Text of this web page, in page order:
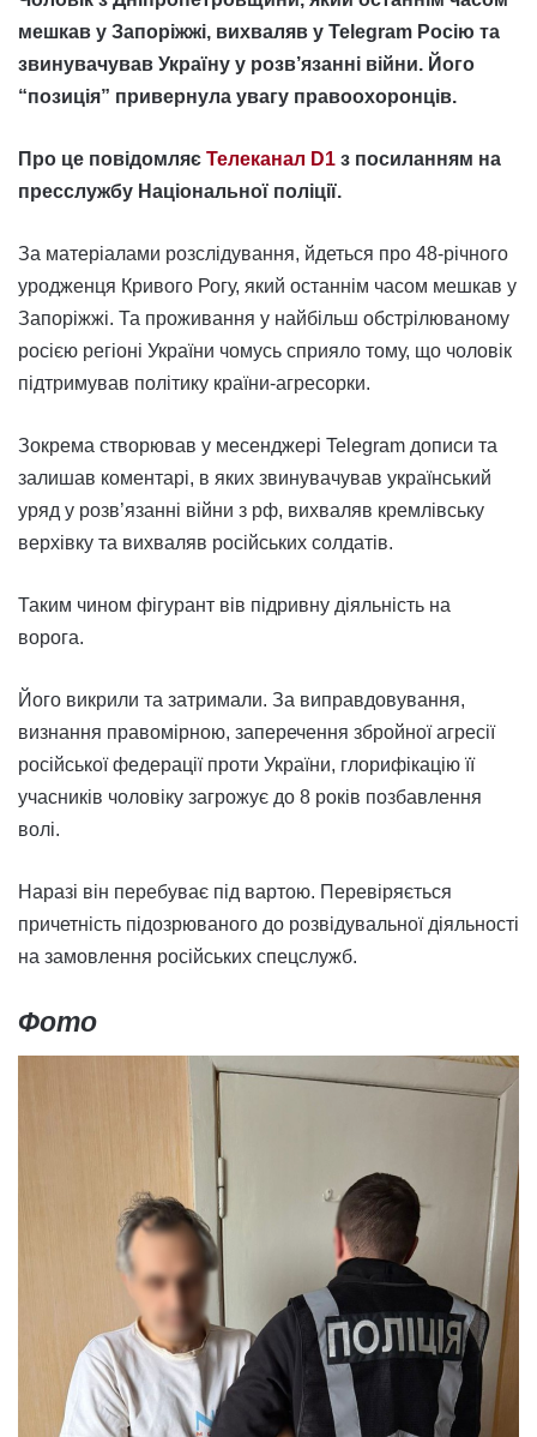
мешкав у Запоріжжі, вихваляв у Telegram Росію та
звинувачував Україну у розв’язанні війни. Його
“позиція” привернула увагу правоохоронців.
Про це повідомляє Телеканал D1 з посиланням на
пресслужбу Національної поліції.
За матеріалами розслідування, йдеться про 48-річного
уродженця Кривого Рогу, який останнім часом мешкав у
Запоріжжі. Та проживання у найбільш обстрілюваному
росією регіоні України чомусь сприяло тому, що чоловік
підтримував політику країни-агресорки.
Зокрема створював у месенджері Telegram дописи та
залишав коментарі, в яких звинувачував український
уряд у розв’язанні війни з рф, вихваляв кремлівську
верхівку та вихваляв російських солдатів.
Таким чином фігурант вів підривну діяльність на
ворога.
Його викрили та затримали. За виправдовування,
визнання правомірною, заперечення збройної агресії
російської федерації проти України, глорифікацію її
учасників чоловіку загрожує до 8 років позбавлення
волі.
Наразі він перебуває під вартою. Перевіряється
причетність підозрюваного до розвідувальної діяльності
на замовлення російських спецслужб.
Фото